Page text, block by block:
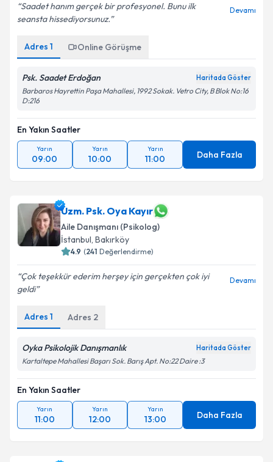
Kişisel verilerimin işlenmesine ilişkin
kapsamda işlenmesini kabul ediyorum.
Takvim Talebini Gönder
Saadet hanım gerçek bir profesyonel. Bunu ilk
seansta hissediyorsunuz.
Devamı
Adres 1 Online Görüşme
Psk. Saadet Erdoğan Haritada Göster
Barbaros Hayrettin Paşa Mahallesi, 1992 Sokak. Vetro City, B Blok No:16
D:216
En Yakın Saatler
Yarın
09:00
Yarın
10:00
Yarın
11:00 Daha Fazla
Uzm. Psk. Oya Kayır
Aile Danışmanı (Psikolog)
İstanbul, Bakırköy
4.9 (241 Değerlendirme)
Çok teşekkür ederim herşey için gerçekten çok iyi
geldi
Devamı
Adres 1 Adres 2
Oyka Psikolojik Danışmanlık Haritada Göster
Kartaltepe Mahallesi Başarı Sok. Barış Apt. No:22 Daire :3
En Yakın Saatler
Yarın
11:00
Yarın
12:00
Yarın
13:00 Daha Fazla